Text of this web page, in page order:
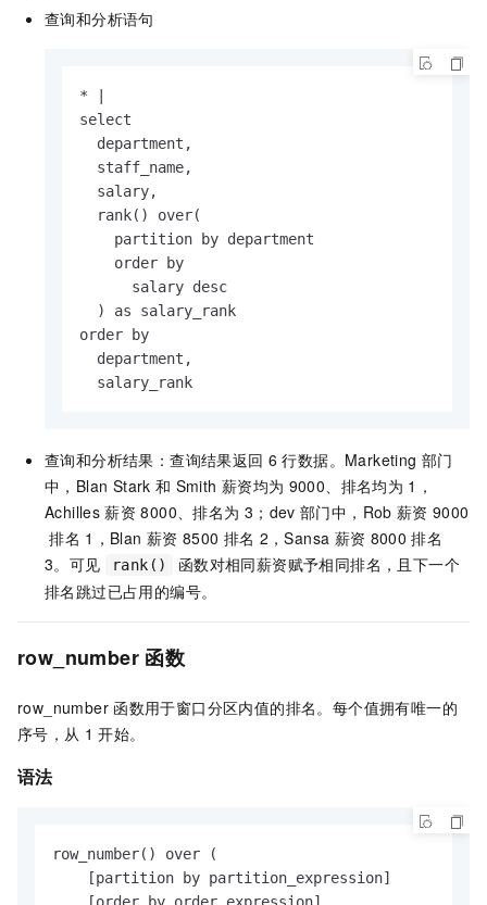
查询和分析语句
* |
select
  department,
  staff_name,
  salary,
  rank() over(
    partition by department
    order by
      salary desc
  ) as salary_rank
order by
  department,
  salary_rank
查询和分析结果：查询结果返回 6 行数据。Marketing 部门
中，Blan Stark 和 Smith 薪资均为 9000、排名均为 1，
Achilles 薪资 8000、排名为 3；dev 部门中，Rob 薪资 9000
排名 1，Blan 薪资 8500 排名 2，Sansa 薪资 8000 排名
3。可见
rank()
函数对相同薪资赋予相同排名，且下一个
排名跳过已占用的编号。
row_number 函数
row_number 函数用于窗口分区内值的排名。每个值拥有唯一的
序号，从 1 开始。
语法
row_number() over (
    [partition by partition_expression]